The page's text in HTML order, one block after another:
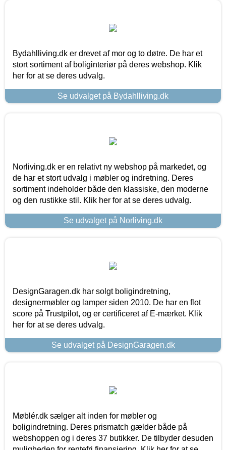
Bydahlliving.dk er drevet af mor og to døtre. De har et
stort sortiment af boliginteriør på deres webshop. Klik
her for at se deres udvalg.
Se udvalget på Bydahlliving.dk
Norliving.dk er en relativt ny webshop på markedet, og
de har et stort udvalg i møbler og indretning. Deres
sortiment indeholder både den klassiske, den moderne
og den rustikke stil. Klik her for at se deres udvalg.
Se udvalget på Norliving.dk
DesignGaragen.dk har solgt boligindretning,
designermøbler og lamper siden 2010. De har en flot
score på Trustpilot, og er certificeret af E-mærket. Klik
her for at se deres udvalg.
Se udvalget på DesignGaragen.dk
Møblér.dk sælger alt inden for møbler og
boligindretning. Deres prismatch gælder både på
webshoppen og i deres 37 butikker. De tilbyder desuden